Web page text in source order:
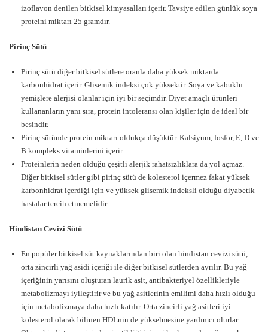
izoflavon denilen bitkisel kimyasalları içerir. Tavsiye edilen günlük soya
proteini miktarı 25 gramdır.
Pirinç Sütü
Pirinç sütü diğer bitkisel sütlere oranla daha yüksek miktarda
karbonhidrat içerir. Glisemik indeksi çok yüksektir. Soya ve kabuklu
yemişlere alerjisi olanlar için iyi bir seçimdir. Diyet amaçlı ürünleri
kullananların yanı sıra, protein intoleransı olan kişiler için de ideal bir
besindir.
Pirinç sütünde protein miktarı oldukça düşüktür. Kalsiyum, fosfor, E, D ve
B kompleks vitaminlerini içerir.
Proteinlerin neden olduğu çeşitli alerjik rahatsızlıklara da yol açmaz.
Diğer bitkisel sütler gibi pirinç sütü de kolesterol içermez fakat yüksek
karbonhidrat içerdiği için ve yüksek glisemik indeksli olduğu diyabetik
hastalar tercih etmemelidir.
Hindistan Cevizi Sütü
En popüler bitkisel süt kaynaklarından biri olan hindistan cevizi sütü,
orta zincirli yağ asidi içeriği ile diğer bitkisel sütlerden ayrılır. Bu yağ
içeriğinin yarısını oluşturan laurik asit, antibakteriyel özellikleriyle
metabolizmayı iyileştirir ve bu yağ asitlerinin emilimi daha hızlı olduğu
için metabolizmaya daha hızlı katılır. Orta zincirli yağ asitleri iyi
kolesterol olarak bilinen HDLnin de yükselmesine yardımcı olurlar.